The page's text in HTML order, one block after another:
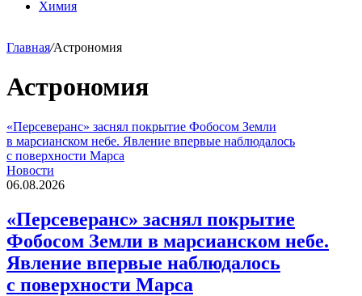
Химия
Главная/Астрономия
Астрономия
«Персеверанс» заснял покрытие Фобосом Земли
в марсианском небе. Явление впервые наблюдалось
с поверхности Марса
Новости
06.08.2026
«Персеверанс» заснял покрытие
Фобосом Земли в марсианском небе.
Явление впервые наблюдалось
с поверхности Марса